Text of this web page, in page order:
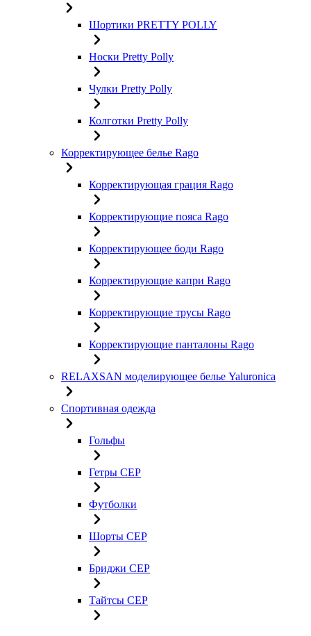
Шортики PRETTY POLLY
Носки Pretty Polly
Чулки Pretty Polly
Колготки Pretty Polly
Корректирующее белье Rago
Корректирующая грация Rago
Корректирующие пояса Rago
Корректирующее боди Rago
Корректирующие капри Rago
Корректирующие трусы Rago
Корректирующие панталоны Rago
RELAXSAN моделирующее белье Yaluroniсa
Спортивная одежда
Гольфы
Гетры CEP
Футболки
Шорты CEP
Бриджи CEP
Тайтсы CEP